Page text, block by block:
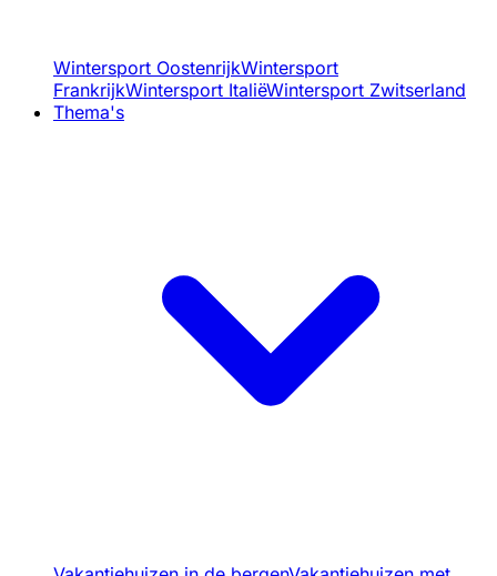
Wintersport OostenrijkWintersport
FrankrijkWintersport ItaliëWintersport Zwitserland
Thema's